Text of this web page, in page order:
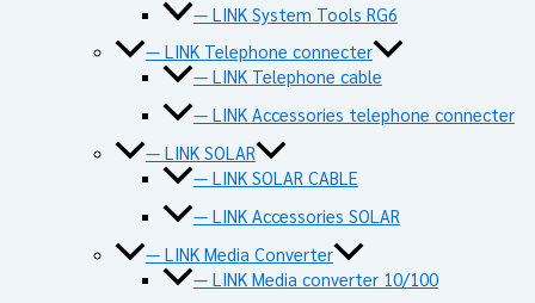
— LINK System Tools RG6
— LINK Telephone connecter
— LINK Telephone cable
— LINK Accessories telephone connecter
— LINK SOLAR
— LINK SOLAR CABLE
— LINK Accessories SOLAR
— LINK Media Converter
— LINK Media converter 10/100